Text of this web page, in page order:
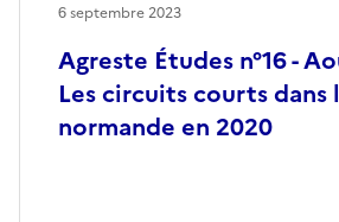
Agreste Études n°16 -
Les circuits courts dans
normande en 2020
6 septembre 2023